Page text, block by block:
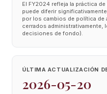
El FY2024 refleja la práctica
puede diferir
por los cambios de política de
cerrados administrativamente,
decisiones de fondo).
ÚLTIMA ACTUALIZACIÓN
2026-05-20